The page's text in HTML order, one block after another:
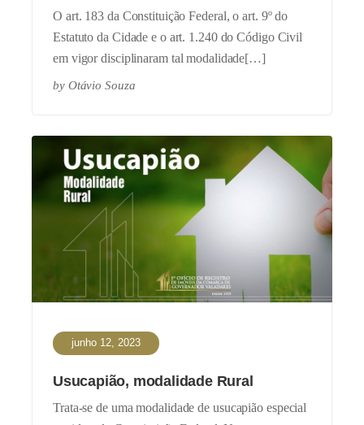
O art. 183 da Constituição Federal, o art. 9º do
Estatuto da Cidade e o art. 1.240 do Código Civil
em vigor disciplinaram tal modalidade[…]
by Otávio Souza
junho 12, 2023
Usucapião, modalidade Rural
Trata-se de uma modalidade de usucapião especial